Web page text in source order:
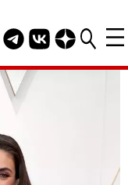
Telegram канал
Группа HELLO
Канал